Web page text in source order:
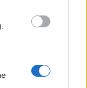
puunasi kopin